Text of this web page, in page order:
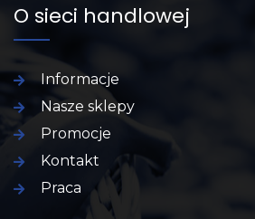
O sieci handlowej
Informacje
Nasze sklepy
Promocje
Kontakt
Praca